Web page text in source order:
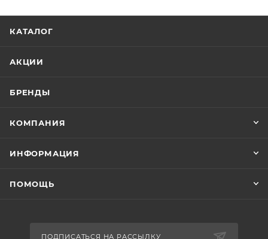
КАТАЛОГ
АКЦИИ
БРЕНДЫ
КОМПАНИЯ
ИНФОРМАЦИЯ
ПОМОЩЬ
ПОДПИСАТЬСЯ НА РАССЫЛКУ